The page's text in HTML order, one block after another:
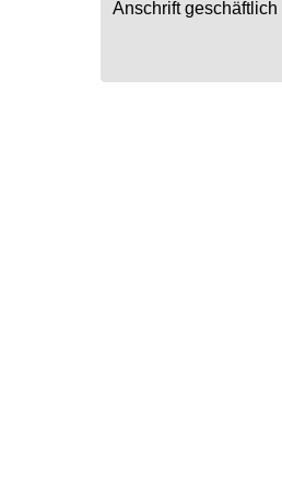
Anschrift geschäftlich